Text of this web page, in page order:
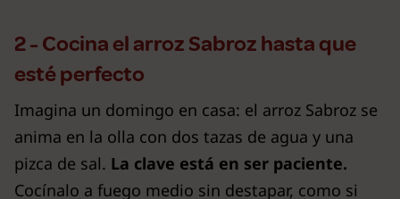
2 - Cocina el arroz Sabroz hasta que
esté perfecto
Imagina un domingo en casa: el arroz Sabroz se
anima en la olla con dos tazas de agua y una
pizca de sal. La clave está en ser paciente.
Cocínalo a fuego medio sin destapar, como si